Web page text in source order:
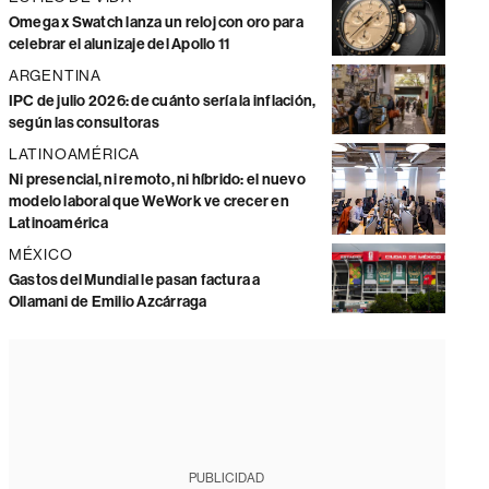
Omega x Swatch lanza un reloj con oro para
celebrar el alunizaje del Apollo 11
ARGENTINA
IPC de julio 2026: de cuánto sería la inflación,
según las consultoras
LATINOAMÉRICA
Ni presencial, ni remoto, ni híbrido: el nuevo
modelo laboral que WeWork ve crecer en
Latinoamérica
MÉXICO
Gastos del Mundial le pasan factura a
Ollamani de Emilio Azcárraga
PUBLICIDAD